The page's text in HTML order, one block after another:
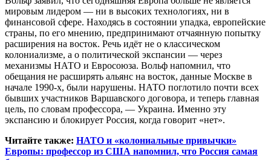
мировым лидером — ни в высоких технологиях, ни в
финансовой сфере. Находясь в состоянии упадка, европейские
страны, по его мнению, предпринимают отчаянную попытку
расширения на восток. Речь идёт не о классическом
колониализме, а о политической экспансии — через
механизмы НАТО и Евросоюза. Вольф напомнил, что
обещания не расширять альянс на восток, данные Москве в
начале 1990-х, были нарушены. НАТО поглотило почти всех
бывших участников Варшавского договора, и теперь главная
цель, по словам профессора, — Украина. Именно эту
экспансию и блокирует Россия, когда говорит «нет».
Читайте также: НАТО и «колониальные привычки»
Европы: профессор из США напомнил, что Россия самая